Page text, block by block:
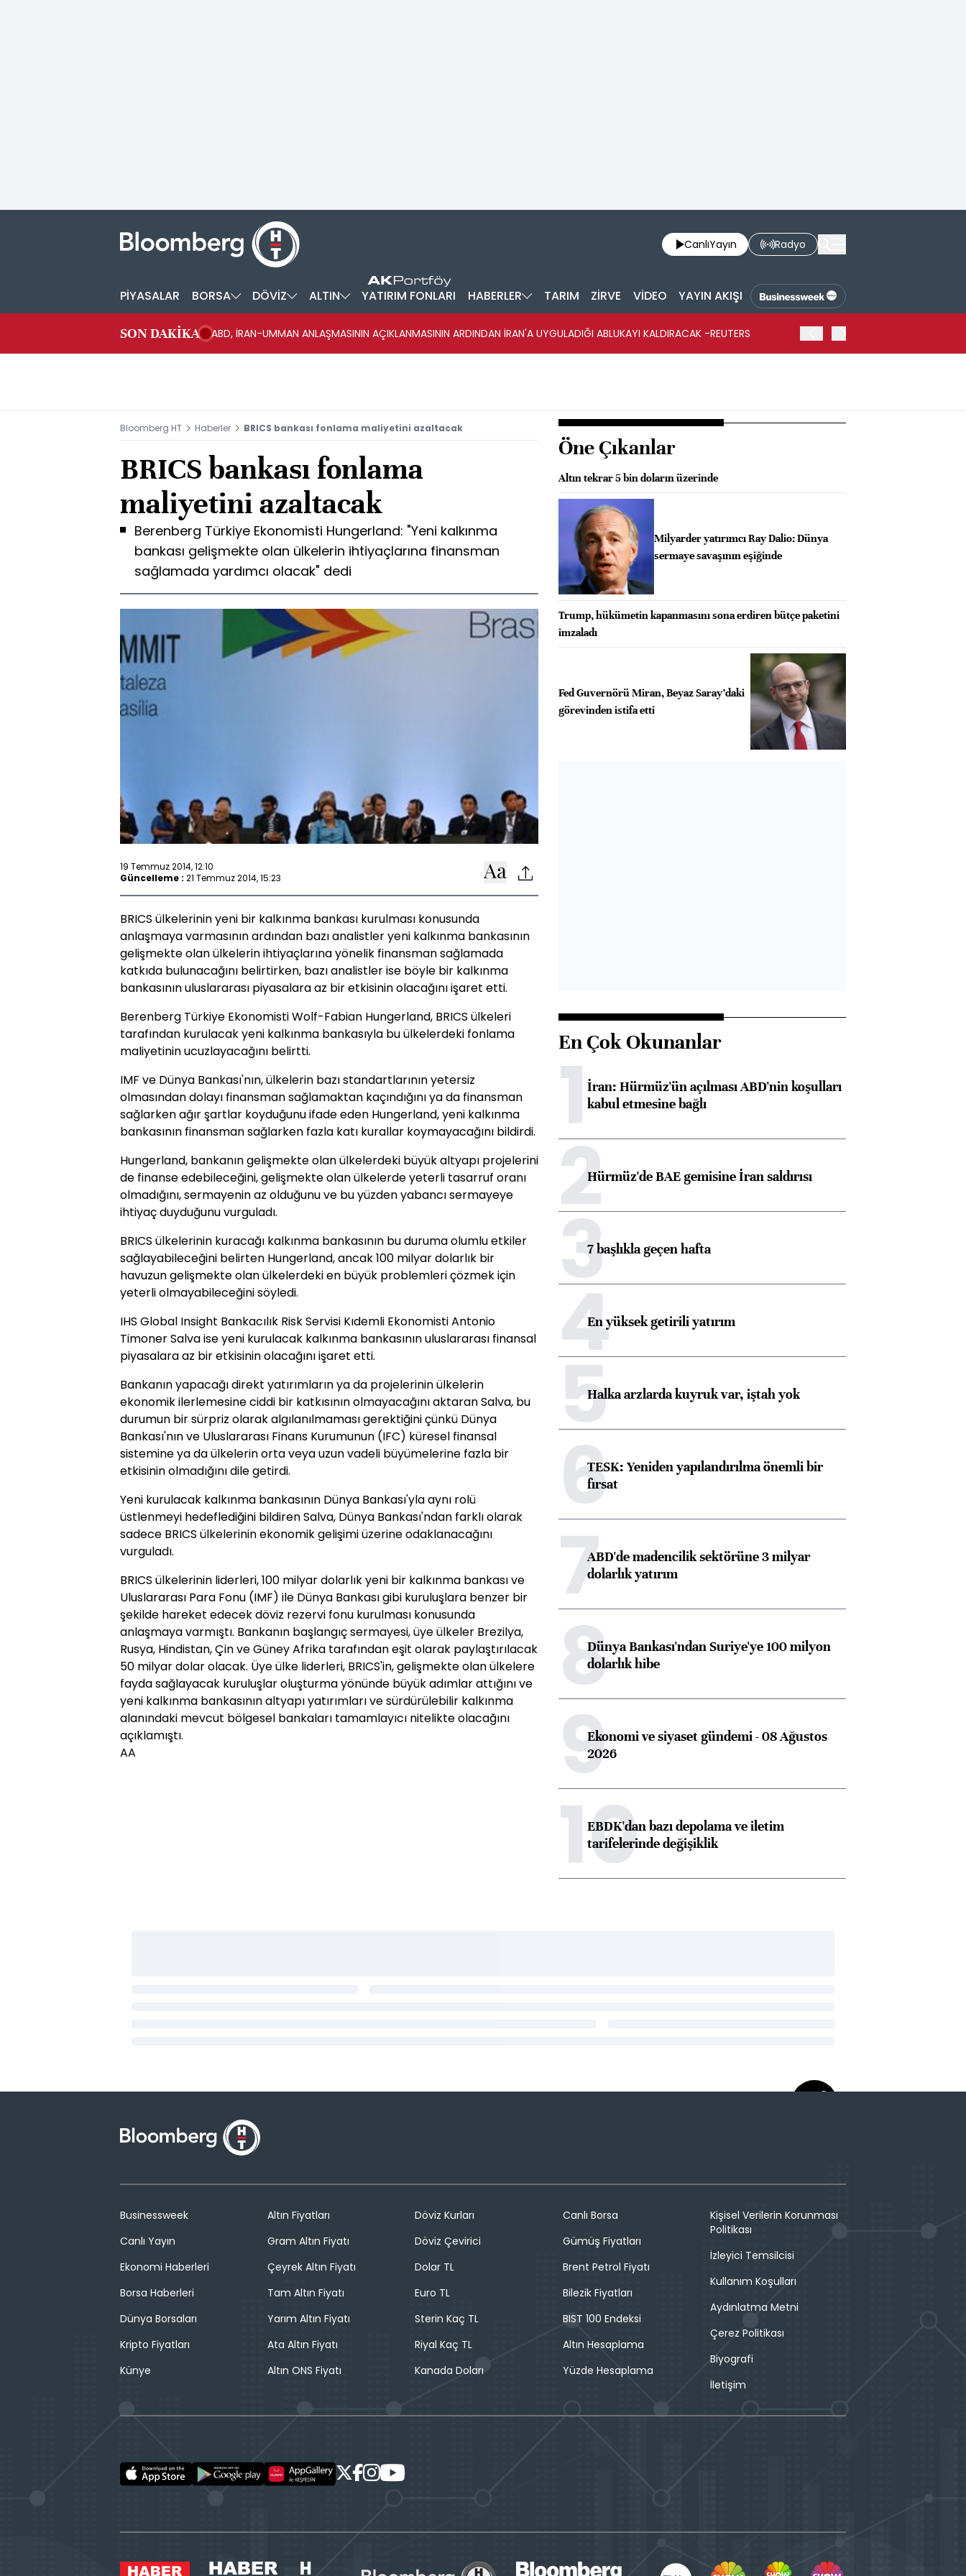
CanlıYayın Radyo
PİYASALAR BORSA DÖVİZ ALTIN YATIRIM FONLARI HABERLER TARIM ZİRVE VİDEO YAYIN AKIŞI
SON DAKİKA ABD, İRAN-UMMAN ANLAŞMASININ AÇIKLANMASININ ARDINDAN İRAN'A UYGULADIĞI ABLUKAYI KALDIRACAK -REUTERS
Bloomberg HT Haberler BRICS bankası fonlama maliyetini azaltacak
BRICS bankası fonlama
maliyetini azaltacak
Berenberg Türkiye Ekonomisti Hungerland: "Yeni kalkınma
bankası gelişmekte olan ülkelerin ihtiyaçlarına finansman
sağlamada yardımcı olacak" dedi
19 Temmuz 2014, 12:10
Güncelleme : 21 Temmuz 2014, 15:23
BRICS ülkelerinin yeni bir kalkınma bankası kurulması konusunda
anlaşmaya varmasının ardından bazı analistler yeni kalkınma bankasının
gelişmekte olan ülkelerin ihtiyaçlarına yönelik finansman sağlamada
katkıda bulunacağını belirtirken, bazı analistler ise böyle bir kalkınma
bankasının uluslararası piyasalara az bir etkisinin olacağını işaret etti.
Berenberg Türkiye Ekonomisti Wolf-Fabian Hungerland, BRICS ülkeleri
tarafından kurulacak yeni kalkınma bankasıyla bu ülkelerdeki fonlama
maliyetinin ucuzlayacağını belirtti.
IMF ve Dünya Bankası'nın, ülkelerin bazı standartlarının yetersiz
olmasından dolayı finansman sağlamaktan kaçındığını ya da finansman
sağlarken ağır şartlar koyduğunu ifade eden Hungerland, yeni kalkınma
bankasının finansman sağlarken fazla katı kurallar koymayacağını bildirdi.
Hungerland, bankanın gelişmekte olan ülkelerdeki büyük altyapı projelerini
de finanse edebileceğini, gelişmekte olan ülkelerde yeterli tasarruf oranı
olmadığını, sermayenin az olduğunu ve bu yüzden yabancı sermayeye
ihtiyaç duyduğunu vurguladı.
BRICS ülkelerinin kuracağı kalkınma bankasının bu duruma olumlu etkiler
sağlayabileceğini belirten Hungerland, ancak 100 milyar dolarlık bir
havuzun gelişmekte olan ülkelerdeki en büyük problemleri çözmek için
yeterli olmayabileceğini söyledi.
IHS Global Insight Bankacılık Risk Servisi Kıdemli Ekonomisti Antonio
Timoner Salva ise yeni kurulacak kalkınma bankasının uluslararası finansal
piyasalara az bir etkisinin olacağını işaret etti.
Bankanın yapacağı direkt yatırımların ya da projelerinin ülkelerin
ekonomik ilerlemesine ciddi bir katkısının olmayacağını aktaran Salva, bu
durumun bir sürpriz olarak algılanılmaması gerektiğini çünkü Dünya
Bankası'nın ve Uluslararası Finans Kurumunun (IFC) küresel finansal
sistemine ya da ülkelerin orta veya uzun vadeli büyümelerine fazla bir
etkisinin olmadığını dile getirdi.
Yeni kurulacak kalkınma bankasının Dünya Bankası'yla aynı rolü
üstlenmeyi hedeflediğini bildiren Salva, Dünya Bankası'ndan farklı olarak
sadece BRICS ülkelerinin ekonomik gelişimi üzerine odaklanacağını
vurguladı.
BRICS ülkelerinin liderleri, 100 milyar dolarlık yeni bir kalkınma bankası ve
Uluslararası Para Fonu (IMF) ile Dünya Bankası gibi kuruluşlara benzer bir
şekilde hareket edecek döviz rezervi fonu kurulması konusunda
anlaşmaya varmıştı. Bankanın başlangıç sermayesi, üye ülkeler Brezilya,
Rusya, Hindistan, Çin ve Güney Afrika tarafından eşit olarak paylaştırılacak
50 milyar dolar olacak. Üye ülke liderleri, BRICS'in, gelişmekte olan ülkelere
fayda sağlayacak kuruluşlar oluşturma yönünde büyük adımlar attığını ve
yeni kalkınma bankasının altyapı yatırımları ve sürdürülebilir kalkınma
alanındaki mevcut bölgesel bankaları tamamlayıcı nitelikte olacağını
açıklamıştı.
AA
Öne Çıkanlar
Altın tekrar 5 bin doların üzerinde
Milyarder yatırımcı Ray Dalio: Dünya
sermaye savaşının eşiğinde
Trump, hükümetin kapanmasını sona erdiren bütçe paketini
imzaladı
Fed Guvernörü Miran, Beyaz Saray’daki
görevinden istifa etti
En Çok Okunanlar
1İran: Hürmüz'ün açılması ABD'nin koşulları
kabul etmesine bağlı
2Hürmüz'de BAE gemisine İran saldırısı
37 başlıkla geçen hafta
4En yüksek getirili yatırım
5Halka arzlarda kuyruk var, iştah yok
6TESK: Yeniden yapılandırılma önemli bir
fırsat
7ABD'de madencilik sektörüne 3 milyar
dolarlık yatırım
8Dünya Bankası'ndan Suriye'ye 100 milyon
dolarlık hibe
9Ekonomi ve siyaset gündemi - 08 Ağustos
2026
10
EBDK'dan bazı depolama ve iletim
tarifelerinde değişiklik
Businessweek
Canlı Yayın
Ekonomi Haberleri
Borsa Haberleri
Dünya Borsaları
Kripto Fiyatları
Künye
Altın Fiyatları
Gram Altın Fiyatı
Çeyrek Altın Fiyatı
Tam Altın Fiyatı
Yarım Altın Fiyatı
Ata Altın Fiyatı
Altın ONS Fiyatı
Döviz Kurları
Döviz Çevirici
Dolar TL
Euro TL
Sterin Kaç TL
Riyal Kaç TL
Kanada Doları
Canlı Borsa
Gümüş Fiyatları
Brent Petrol Fiyatı
Bilezik Fiyatları
BIST 100 Endeksi
Altın Hesaplama
Yüzde Hesaplama
Kişisel Verilerin Korunması
Politikası
İzleyici Temsilcisi
Kullanım Koşulları
Aydınlatma Metni
Çerez Politikası
Biyografi
İletişim